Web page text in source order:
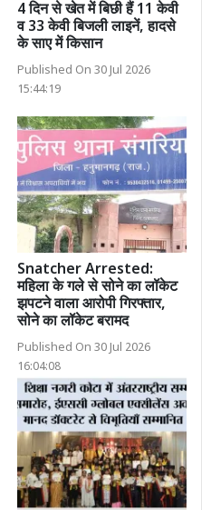
4 दिन से खेत में बिछी हैं 11 केवी
व 33 केवी बिजली लाइनें, हादसे
के साए में किसान
Published On 30 Jul 2026
15:44:19
Snatcher Arrested:
महिला के गले से सोने का लॉकेट
झपटने वाला आरोपी गिरफ्तार,
सोने का लॉकेट बरामद
Published On 30 Jul 2026
16:04:08